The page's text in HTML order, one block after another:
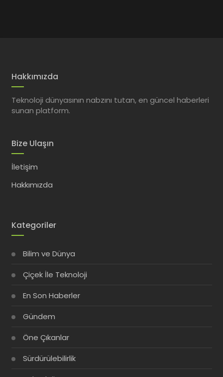
Hakkımızda
Teknoloji dünyasının nabzını tutan, en güncel haberleri
sunan platform.
Bize Ulaşın
İletişim
Hakkımızda
Kategoriler
Bilim ve Dünya
Çiçek İle Teknoloji
En Son Haberler
Gündem
Öne Çıkanlar
Sürdürülebilirlik